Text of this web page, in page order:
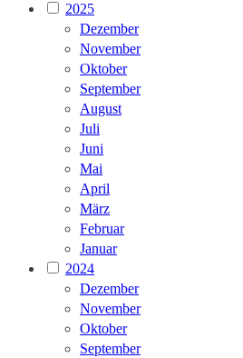
2025
Dezember
November
Oktober
September
August
Juli
Juni
Mai
April
März
Februar
Januar
2024
Dezember
November
Oktober
September